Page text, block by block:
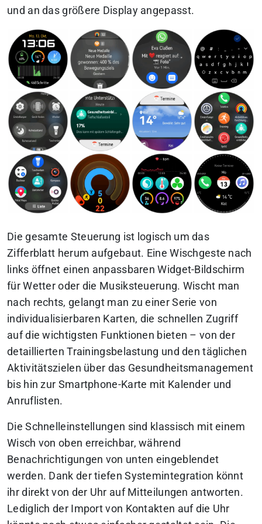
und an das größere Display angepasst.
Die gesamte Steuerung ist logisch um das
Zifferblatt herum aufgebaut. Eine Wischgeste nach
links öffnet einen anpassbaren Widget-Bildschirm
für Wetter oder die Musiksteuerung. Wischt man
nach rechts, gelangt man zu einer Serie von
individualisierbaren Karten, die schnellen Zugriff
auf die wichtigsten Funktionen bieten – von der
detaillierten Trainingsbelastung und den täglichen
Aktivitätszielen über das Gesundheitsmanagement
bis hin zur Smartphone-Karte mit Kalender und
Anruflisten.
Die Schnelleinstellungen sind klassisch mit einem
Wisch von oben erreichbar, während
Benachrichtigungen von unten eingeblendet
werden. Dank der tiefen Systemintegration könnt
ihr direkt von der Uhr auf Mitteilungen antworten.
Lediglich der Import von Kontakten auf die Uhr